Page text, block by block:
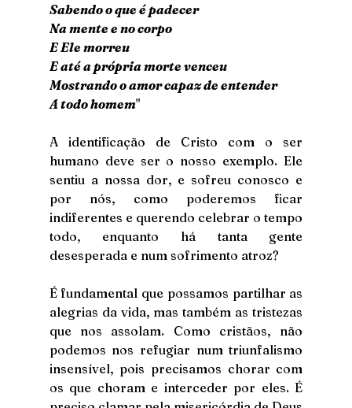
Sabendo o que é padecer
Na mente e no corpo
E Ele morreu
E até a própria morte venceu
Mostrando o amor capaz de entender
A todo homem"
A identificação de Cristo com o ser
humano deve ser o nosso exemplo. Ele
sentiu a nossa dor, e sofreu conosco e
por nós, como poderemos ficar
indiferentes e querendo celebrar o tempo
todo, enquanto há tanta gente
desesperada e num sofrimento atroz?
É fundamental que possamos partilhar as
alegrias da vida, mas também as tristezas
que nos assolam. Como cristãos, não
podemos nos refugiar num triunfalismo
insensível, pois precisamos chorar com
os que choram e interceder por eles. É